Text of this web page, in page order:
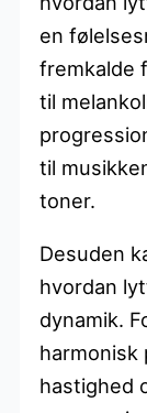
en
fremkalde
til
til
toner.
Desuden
hvordan
dynamik.
harmonisk
hastighed